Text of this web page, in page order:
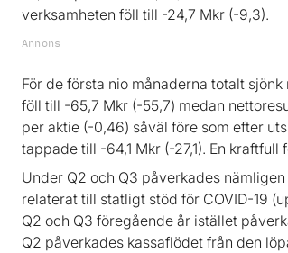
verksamheten föll till -24,7 Mkr (-9,3).
Annons
För de första nio månaderna totalt
föll till -65,7 Mkr (-55,7) medan
per aktie (-0,46) såväl före som efter
tappade till -64,1 Mkr (-27,1). En
Under Q2 och Q3 påverkades
relaterat till statligt stöd för COVID-19
Q2 och Q3 föregående år istället
Q2 påverkades kassaflödet från den